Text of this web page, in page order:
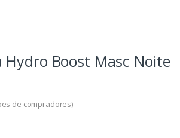
Hydro Boost Masc Noite
de compradores)